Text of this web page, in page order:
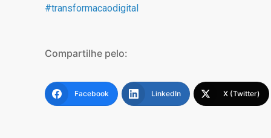
#transformacaodigital
Compartilhe pelo:
Facebook LinkedIn X (Twitter)